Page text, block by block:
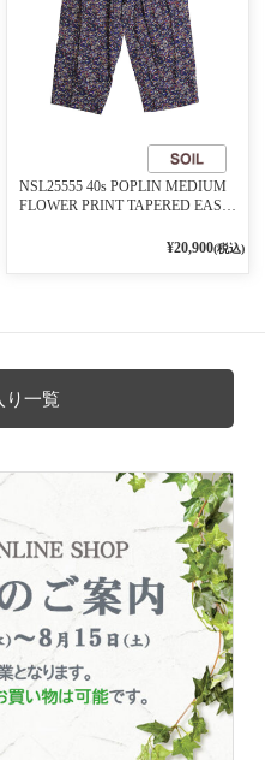
NSL25555 40s POPLIN MEDIUM
FLOWER PRINT TAPERED EASY
¥20,900(税込)
り一覧